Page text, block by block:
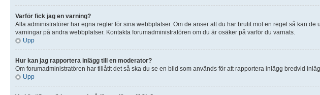
Varför fick jag en varning?
Alla administratörer har egna regler för sina webbplatser. Om de anser att du har brutit mot en regel så kan
varningar på andra webbplatser. Kontakta forumadministratören om du är osäker på varför du varnats.
Upp
Hur kan jag rapportera inlägg till en moderator?
Om forumadministratören har tillåtit det så ska du se en bild som används för att rapportera inlägg bredvid
Upp